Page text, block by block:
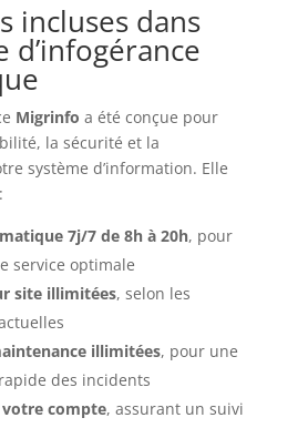
incluses dans
Migrinfo a été conçue pour
la sécurité et la
système d’information. Elle
7j/7 de 8h à 20h, pour
service optimale
site illimitées, selon les
illimitées, pour une
des incidents
votre compte, assurant un suivi